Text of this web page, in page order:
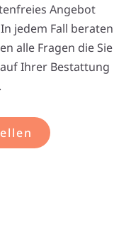
Angebot
jedem Fall beraten
alle Fragen die Sie
Ihrer Bestattung